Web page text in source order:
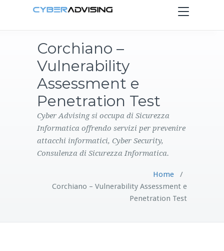
Toggle
navigation
PRODOTTI
CONTATTI
Corchiano –
Vulnerability
Assessment e
Penetration Test
Cyber Advising si occupa di Sicurezza
Informatica offrendo servizi per prevenire
attacchi informatici, Cyber Security,
Consulenza di Sicurezza Informatica.
Home/
Corchiano – Vulnerability Assessment e
Penetration Test